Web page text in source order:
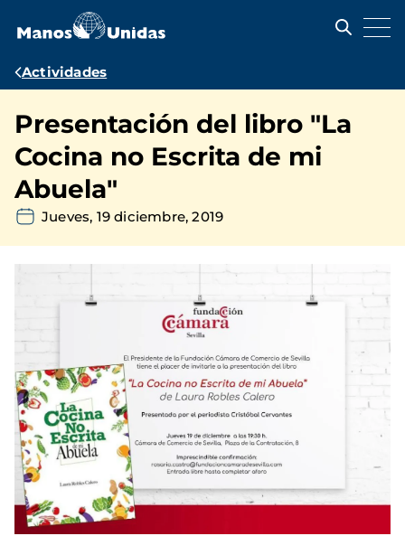
contenido
Ruta
navegación
Actividades
Presentación del libro "La
Cocina no Escrita de mi
Abuela"
Jueves, 19 diciembre, 2019